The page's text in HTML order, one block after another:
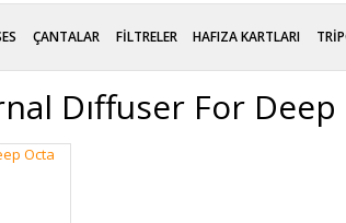
ÇANTALAR FİLTRELER HAFIZA KARTLARI
Dıffuser For Deep